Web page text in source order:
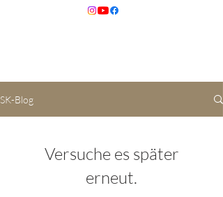
SK-Blog
Versuche es später
erneut.